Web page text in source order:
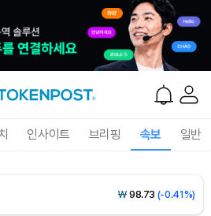
인사이트 브리핑 속보 일반
₩1,458(-0.28%)
₩107,654(+1.27%)
76,395(-0.36%)
₩ 98.73 (-0.41%)